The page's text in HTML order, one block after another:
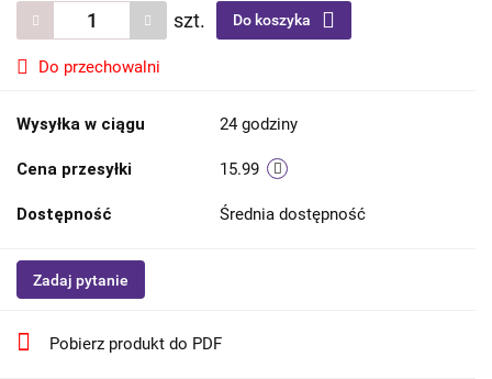
szt. Do koszyka
Do przechowalni
Wysyłka w ciągu 24 godziny
Cena przesyłki 15.99
Dostępność Średnia dostępność
Zadaj pytanie
Pobierz produkt do PDF